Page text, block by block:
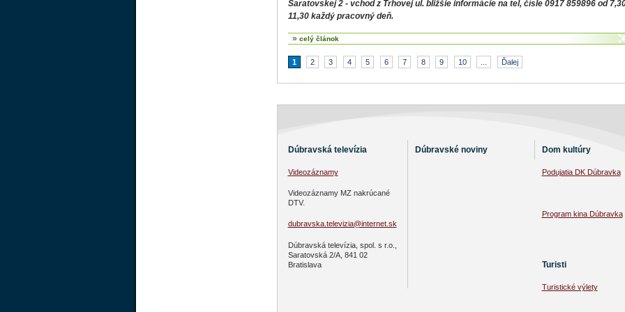
Saratovskej 2 - vchod z Trhovej ul. bližšie informácie na tel, čísle 0917 859896 od
11,30 každý pracovný deň.
» celý článok
1 2 3 4 5 6 7 8 9 10 Ďalej
Dúbravská televízia
Videozáznamy
Videozáznamy MZ nakrúcané
DTV.
dubravska.televizia@internet.sk
Dúbravská televízia, spol. s r.o.,
Saratovská 2/A, 841 02
Bratislava
Dúbravské noviny Dom kultúry
Podujatia DK Dúbravka
Program kina Dúbravka
Turisti
Turistické výlety